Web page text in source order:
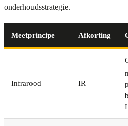
onderhoudsstrategie.
Meetprincipe Afkorting
Infrarood IR